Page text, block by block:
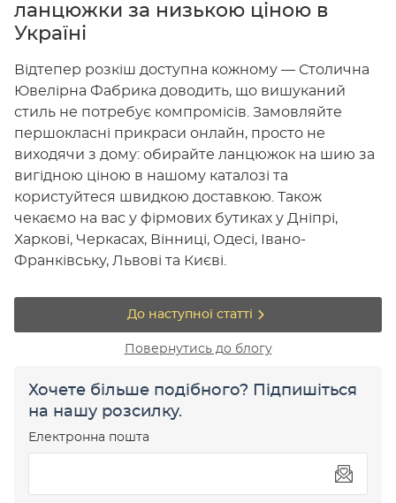
ланцюжки за низькою ціною в
Україні
Відтепер розкіш доступна кожному — Столична
Ювелірна Фабрика доводить, що вишуканий
стиль не потребує компромісів. Замовляйте
першокласні прикраси онлайн, просто не
виходячи з дому: обирайте ланцюжок на шию за
вигідною ціною в нашому каталозі та
користуйтеся швидкою доставкою. Також
чекаємо на вас у фірмових бутиках у Дніпрі,
Харкові, Черкасах, Вінниці, Одесі, Івано-
Франківську, Львові та Києві.
До наступної статті
Повернутись до блогу
Хочете більше подібного? Підпишіться
на нашу розсилку.
Електронна пошта